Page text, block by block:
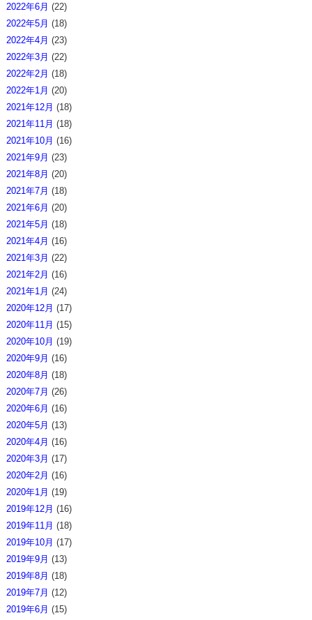
2022年6月 (22)
2022年5月 (18)
2022年4月 (23)
2022年3月 (22)
2022年2月 (18)
2022年1月 (20)
2021年12月 (18)
2021年11月 (18)
2021年10月 (16)
2021年9月 (23)
2021年8月 (20)
2021年7月 (18)
2021年6月 (20)
2021年5月 (18)
2021年4月 (16)
2021年3月 (22)
2021年2月 (16)
2021年1月 (24)
2020年12月 (17)
2020年11月 (15)
2020年10月 (19)
2020年9月 (16)
2020年8月 (18)
2020年7月 (26)
2020年6月 (16)
2020年5月 (13)
2020年4月 (16)
2020年3月 (17)
2020年2月 (16)
2020年1月 (19)
2019年12月 (16)
2019年11月 (18)
2019年10月 (17)
2019年9月 (13)
2019年8月 (18)
2019年7月 (12)
2019年6月 (15)